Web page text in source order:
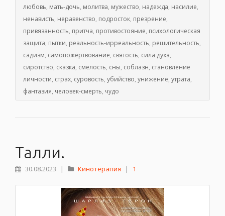
любовь, мать-дочь, молитва, мужество, надежда, насилие,
ненависть, неравенство, подросток, презрение,
привязанность, притча, противостояние, психологическая
защита, пытки, реальность-ирреальность, решительность,
садизм, самопожертвование, святость, сила духа,
сиротство, сказка, смелость, сны, соблазн, становление
личности, страх, суровость, убийство, унижение, утрата,
фантазия, человек-смерть, чудо
Талли.
30.08.2023 | Кинотерапия | 1